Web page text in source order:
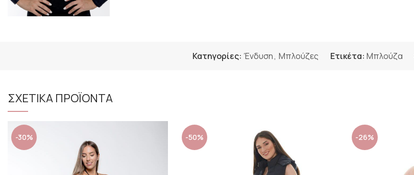
Κατηγορίες: Ένδυση, Μπλούζες Ετικέτα: Μπλούζα
ΣΧΕΤΙΚΑ ΠΡΟΪΟΝΤΑ
-30% -50% -26%